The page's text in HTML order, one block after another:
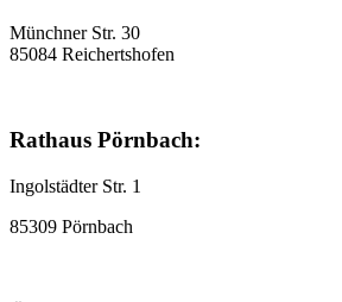
Münchner Str. 30
85084 Reichertshofen
Rathaus Pörnbach:
Ingolstädter Str. 1
85309 Pörnbach